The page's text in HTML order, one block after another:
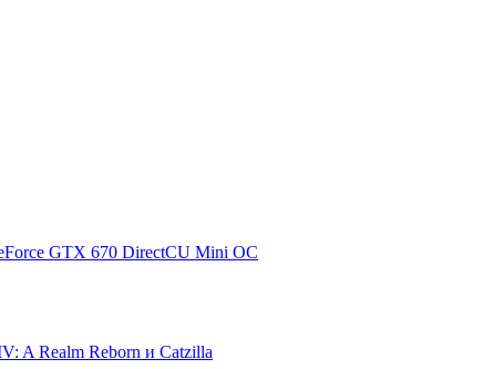
GTX 670 DirectCU Mini OC
A Realm Reborn и Catzilla